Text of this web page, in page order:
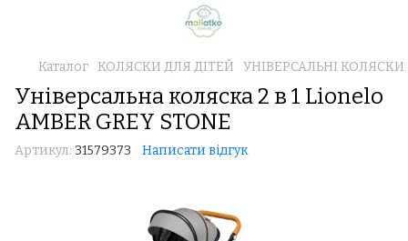
Каталог КОЛЯСКИ ДЛЯ ДІТЕЙ УНІВЕРСАЛЬНІ КОЛЯСКИ
Універсальна коляска 2 в 1 Lionelo
AMBER GREY STONE
Артикул: 31579373 Написати відгук